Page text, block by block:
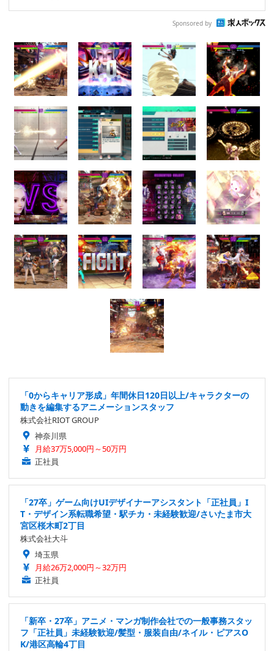
Sponsored by
「0からキャリア形成」年間休日120日以上/キャラクターの
動きを編集するアニメーションスタッフ
株式会社RIOT GROUP
神奈川県
月給37万5,000円～50万円
正社員
「27卒」ゲーム向けUIデザイナーアシスタント「正社員」I
T・デザイン系転職希望・駅チカ・未経験歓迎/さいたま市大
宮区桜木町2丁目
株式会社大斗
埼玉県
月給26万2,000円～32万円
正社員
「新卒・27卒」アニメ・マンガ制作会社での一般事務スタッ
フ「正社員」未経験歓迎/髪型・服装自由/ネイル・ピアスO
K/港区高輪4丁目